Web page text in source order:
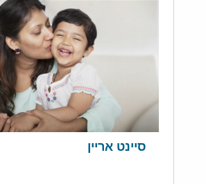
סיינט אריין